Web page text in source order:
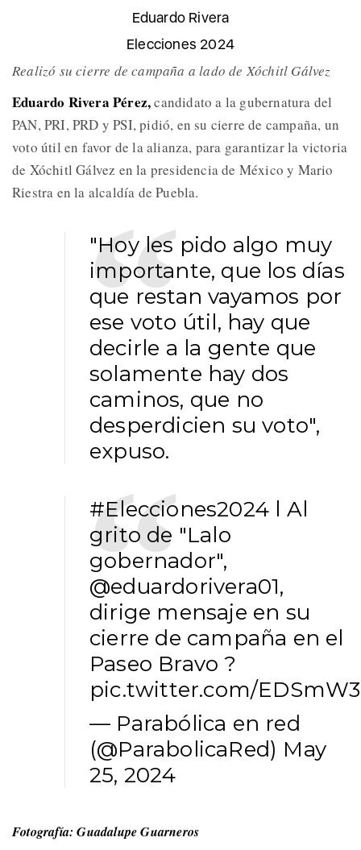
Eduardo Rivera
Elecciones 2024
Realizó su cierre de campaña a lado de Xóchitl Gálvez
Eduardo Rivera Pérez,candidato a la gubernatura del
PAN, PRI, PRD y PSI, pidió, en su cierre de campaña, un
voto útil en favor de la alianza, para garantizar la victoria
de Xóchitl Gálvez en la presidencia de México y Mario
Riestra en la alcaldía de Puebla.
"Hoy les pido algo muy
importante, que los días
que restan vayamos por
ese voto útil, hay que
decirle a la gente que
solamente hay dos
caminos, que no
desperdicien su voto",
expuso.
#Elecciones2024 l Al
grito de "Lalo
gobernador",
@eduardorivera01,
dirige mensaje en su
cierre de campaña en el
Paseo Bravo ?
pic.twitter.com/
— Parabólica en red
(@ParabolicaRed) May
25, 2024
Fotografía: Guadalupe Guarneros